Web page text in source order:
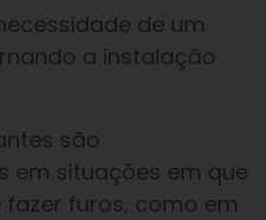
de um
a instalação
são
em situações em que
furos, como em